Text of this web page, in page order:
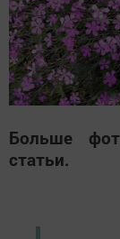
Больше
статьи.